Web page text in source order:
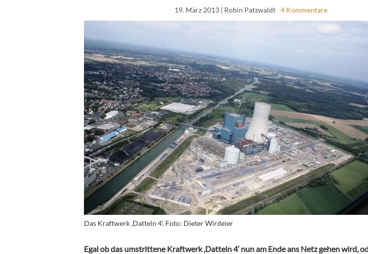
19. März 2013| Robin Patzwaldt 4 Kommentare
Das Kraftwerk ‚Datteln 4‘. Foto: Dieter Wirdeier
Egal ob das umstrittene Kraftwerk ‚Datteln 4‘ nun am Ende ans Netz gehen wird,